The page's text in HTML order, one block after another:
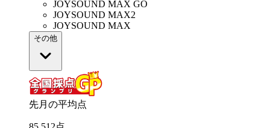
JOYSOUND MAX GO
JOYSOUND MAX2
JOYSOUND MAX
その他
先月の平均点